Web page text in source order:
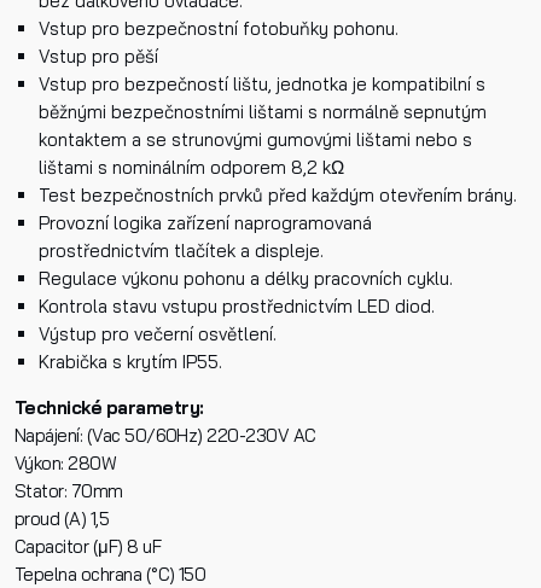
Vstup pro bezpečnostní fotobuňky pohonu.
Vstup pro pěší
Vstup pro bezpečností lištu, jednotka je kompatibilní s
běžnými bezpečnostními lištami s normálně sepnutým
kontaktem a se strunovými gumovými lištami nebo s
lištami s nominálním odporem 8,2 kΩ
Test bezpečnostních prvků před každým otevřením brány.
Provozní logika zařízení naprogramovaná
prostřednictvím tlačítek a displeje.
Regulace výkonu pohonu a délky pracovních cyklu.
Kontrola stavu vstupu prostřednictvím LED diod.
Výstup pro večerní osvětlení.
Krabička s krytím IP55.
Technické parametry:
Napájení: (Vac 50/60Hz) 220-230V AC
Výkon: 280W
Stator: 70mm
proud (A) 1,5
Capacitor (μF) 8 uF
Tepelna ochrana (°C) 150
Odeslat